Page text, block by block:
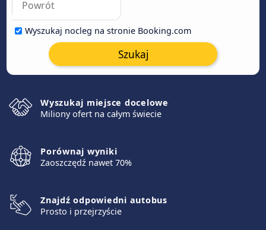
Wyszukaj nocleg na stronie Booking.com
Szukaj
Wyszukaj miejsce docelowe
Miliony ofert na całym świecie
Porównaj wyniki
Zaoszczędź nawet 70%
Znajdź odpowiedni autobus
Prosto i przejrzyście